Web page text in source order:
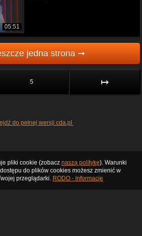
05:51
jedna strona ➞
5 ↦
do pełnej wersji cda.pl
pliki cookie (zobacz naszą politykę). Warunki
do plików cookies możesz zmienić w
przeglądarki. RODO - Informacje